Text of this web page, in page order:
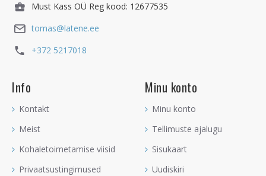
Must Kass OÜ Reg kood: 12677535
tomas@latene.ee
+372 5217018
Info
Kontakt
Meist
Kohaletoimetamise viisid
Privaatsustingimused
Minu konto
Minu konto
Tellimuste ajalugu
Sisukaart
Uudiskiri